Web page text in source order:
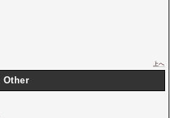
上へ
Other